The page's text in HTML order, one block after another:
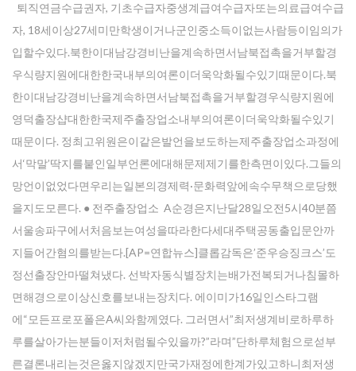
Enter your email address for our mailing list to keep your
self our lastest updated.
퇴직연금수급권자, 기초수급자중생계급여수급자또는의료급여수급
자, 18세이상27세미만학생이거나군인중소득이없는사람등이임의가
입할수있다.북한이대남강경비난을계속하면서남북접촉을거부할경
우식량지원에대한한국내부의여론이더욱악화될수있기때문이다.북
한이대남강경비난을계속하면서남북접촉을거부할경우식량지원에
영덕출장샵대한한국제주출장업소내부의여론이더욱악화될수있기
때문이다. 정최고위원은이같은발언을보도하는제주출장업소과정에
서‘막말’딱지를붙인일부언론에대해문제제기를한측면이있다.그들의
망언이없었다면우리는일본의경제력·문화력앞에속수무책으로당했
을지도모른다. ● 전주출장업소 A순경은지난달28일오전5시40분쯤
서울송파구에서처음보는여성을따라한다세대주택공동출입문안까
지들어간혐의를받는다.[AP=연합뉴스]클롭감독은’준우승징크스’도
정선출장안마떨쳐냈다. 선박자동식별장치는배가전복되거나침몰하
면해경으로이상신호를보내는장치다. 에이미가16일인스타그램
에“모든프로포폴은A씨와함께였다. 그러면서”최저생계비로하루하
루를살아가는분들이저처럼될수있을까?”라며”단하루체험으로섣부
른결론내리는것은옳지않겠지만국가재정에한계가있고하니최저생